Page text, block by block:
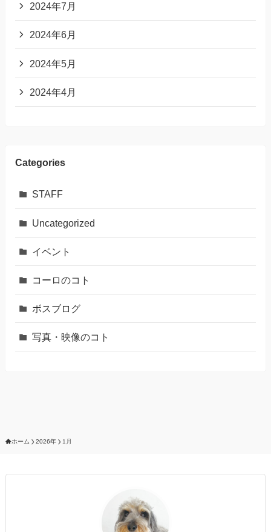
2024年7月
2024年6月
2024年5月
2024年4月
Categories
STAFF
Uncategorized
イベント
コーロのコト
ボスブログ
写真・映像のコト
ホーム 2026年 1月